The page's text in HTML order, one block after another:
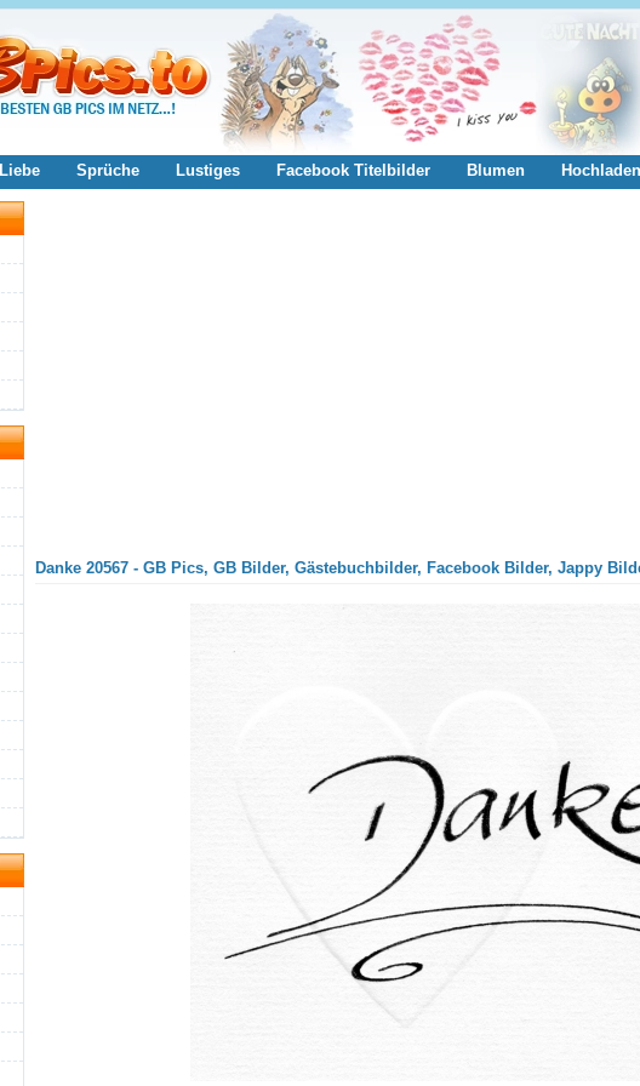
Liebe Sprüche Lustiges Facebook Titelbilder Blumen Hochladen
Danke 20567 - GB Pics, GB Bilder, Gästebuchbilder, Facebook Bilder, Jappy